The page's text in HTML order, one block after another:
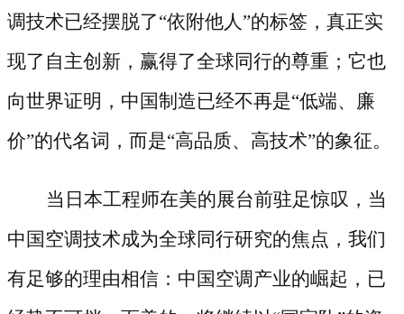
调技术已经摆脱了“依附他人”的标签，真正实
现了自主创新，赢得了全球同行的尊重；它也
向世界证明，中国制造已经不再是“低端、廉
价”的代名词，而是“高品质、高技术”的象征。
当日本工程师在美的展台前驻足惊叹，当
中国空调技术成为全球同行研究的焦点，我们
有足够的理由相信：中国空调产业的崛起，已